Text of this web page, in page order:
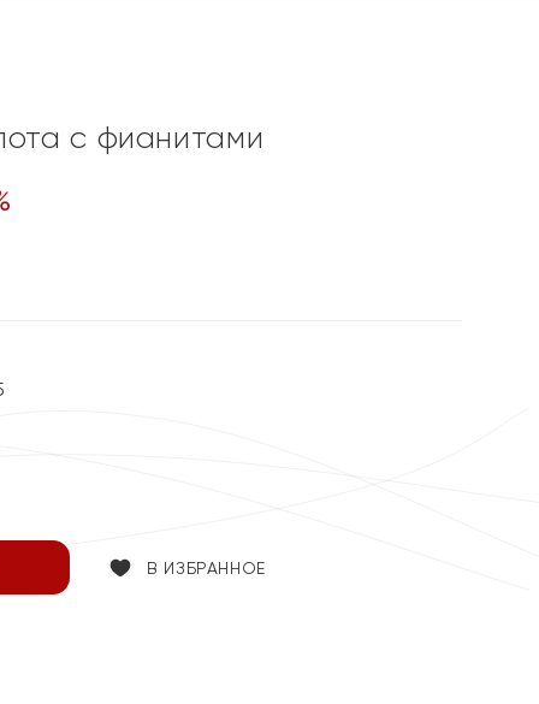
с фианитами
В ИЗБРАННОЕ